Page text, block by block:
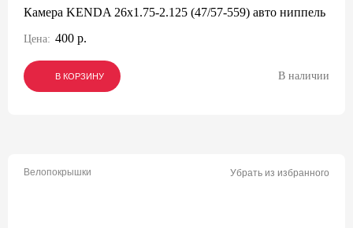
Камера KENDA 26x1.75-2.125 (47/57-559) авто ниппель
Цена: 400 р.
В КОРЗИНУ
В КОРЗИНУ
В КОРЗИНУ В наличии
Велопокрышки Убрать из избранного